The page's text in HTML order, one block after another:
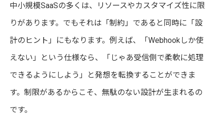
中小規模SaaSの多くは、リソースやカスタマイズ性に限
りがあります。でもそれは「制約」であると同時に「設
計のヒント」にもなります。例えば、「Webhookしか使
えない」という仕様なら、「じゃあ受信側で柔軟に処理
できるようにしよう」と発想を転換することができま
す。制限があるからこそ、無駄のない設計が生まれるの
です。